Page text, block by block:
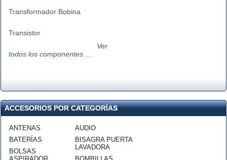
Transformador Bobina
Transistor
Ver
todos los componentes ...
ACCESORIOS POR CATEGORÍAS
ANTENAS
BATERÍAS
BOLSAS
AUDIO
BISAGRA PUERTA
LAVADORA